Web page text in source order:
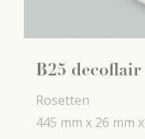
B25 decoflair
Rosetten
445 mm x 26 mm x